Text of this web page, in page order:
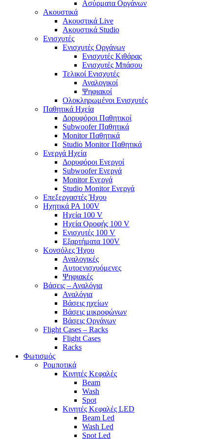
Ασύρματα Οργάνων
Ακουστικά
Ακουστικά Live
Ακουστικά Studio
Ενισχυτές
Ενισχυτές Οργάνων
Ενισχυτές Κιθάρας
Ενισχυτές Μπάσου
Τελικοί Ενισχυτές
Αναλογικοί
Ψηφιακοί
Ολοκληρωμένοι Ενισχυτές
Παθητικά Ηχεία
Δορυφόροι Παθητικοί
Subwoofer Παθητικά
Monitor Παθητικά
Studio Monitor Παθητικά
Ενεργά Ηχεία
Δορυφόροι Ενεργοί
Subwoofer Ενεργά
Monitor Ενεργά
Studio Monitor Ενεργά
Επεξεργαστές Ήχου
Ηχητικά PA 100V
Ηχεία 100 V
Ηχεία Οροφής 100 V
Ενισχυτές 100 V
Εξαρτήματα 100V
Κονσόλες Ήχου
Αναλογικές
Αυτοενισχυόμενες
Ψηφιακές
Βάσεις – Αναλόγια
Αναλόγια
Βάσεις ηχείων
Βάσεις μικροφώνων
Βάσεις Οργάνων
Flight Cases – Racks
Flight Cases
Racks
Φωτισμός
Ρομποτικά
Κινητές Κεφαλές
Beam
Wash
Spot
Κινητές Κεφαλές LED
Beam Led
Wash Led
Spot Led